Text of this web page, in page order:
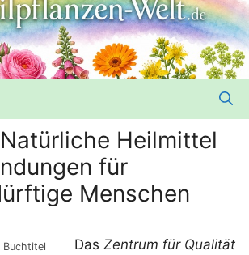
Heilmittel
für
Menschen
Buch­ti­tel DasZen­trum für Qua­li­tät